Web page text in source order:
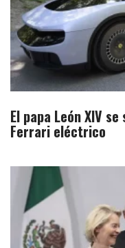
El papa León XIV
Ferrari eléctrico